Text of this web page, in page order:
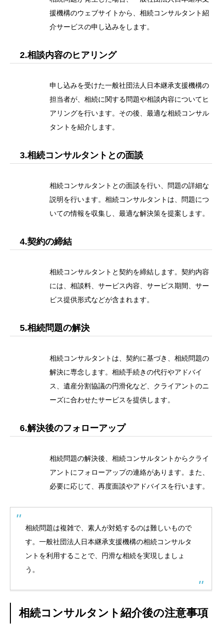
援機構のウェブサイトから、相続コンサルタント紹
介サービスの申し込みをします。
2.相談内容のヒアリング
申し込みを受けた一般社団法人日本継承支援機構の
担当者が、相続に関する問題や相談内容についてヒ
アリングを行います。その後、最適な相続コンサル
タントを紹介します。
3.相続コンサルタントとの面談
相続コンサルタントとの面談を行い、問題の詳細な
説明を行います。相続コンサルタントは、問題につ
いての情報を収集し、最適な解決策を提案します。
4.契約の締結
相続コンサルタントと契約を締結します。契約内容
には、相談料、サービス内容、サービス期間、サー
ビス提供形式などが含まれます。
5.相続問題の解決
相続コンサルタントは、契約に基づき、相続問題の
解決に専念します。相続手続きの代行やアドバイ
ス、遺産分割協議の円滑化など、クライアントのニ
ーズに合わせたサービスを提供します。
6.解決後のフォローアップ
相続問題の解決後、相続コンサルタントからクライ
アントにフォローアップの連絡があります。また、
必要に応じて、再度面談やアドバイスを行います。
相続問題は複雑で、素人が対処するのは難しいもので
す。一般社団法人日本継承支援機構の相続コンサルタ
ントを利用することで、円滑な相続を実現しましょ
う。
相続コンサルタント紹介後の注意事項